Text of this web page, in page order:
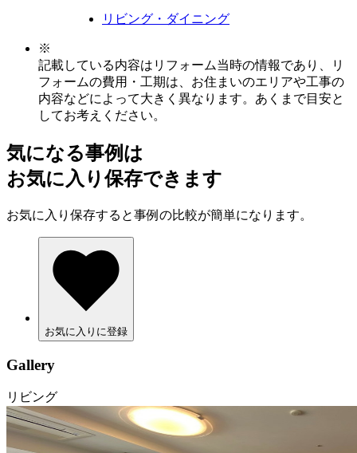
リビング・ダイニング
※
記載している内容はリフォーム当時の情報であり、リ
フォームの費用・工期は、お住まいのエリアや工事の
内容などによって大きく異なります。あくまで目安と
してお考えください。
気になる事例は
お気に入り保存できます
お気に入り保存すると事例の比較が簡単になります。
お気に入りに登録
Gallery
リビング